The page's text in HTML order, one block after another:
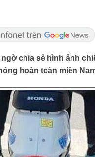
chia sẻ hình ảnh
hoàn toàn miền